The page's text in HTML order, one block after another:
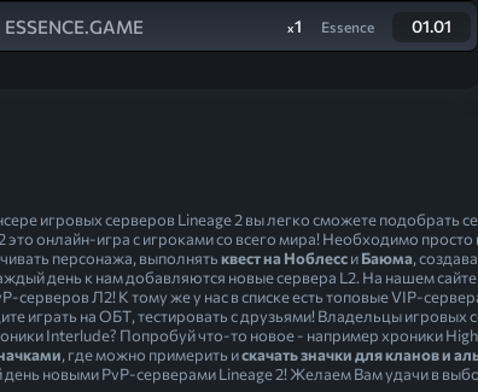
ESSENCE.GAME x1 Essence 01.01
игровых серверов Lineage 2 вы легко сможете подобрать
онлайн-игра с игроками со всего мира! Необходимо просто
персонажа, выполнятьквест на НоблессиБаюма,
день к нам добавляются новые сервера L2. На нашем
Л2! К тому же у нас в списке есть топовые VIP-
играть на ОБТ, тестировать с друзьями! Владельцы игровых
Interlude? Попробуй что-то новое - например хроники
, где можно примерить искачать значки для кланов и
новыми PvP-серверами Lineage 2! Желаем Вам удачи в